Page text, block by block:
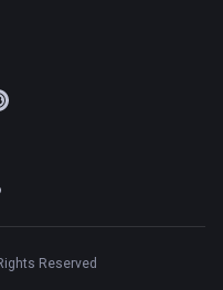
Reserved